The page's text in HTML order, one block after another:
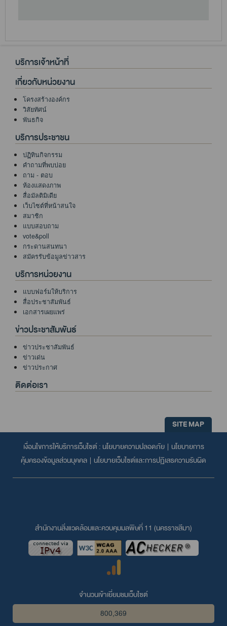
บริการเจ้าหน้าที่
เกี่ยวกับหน่วยงาน
โครงสร้างองค์กร
วิสัยทัศน์
พันธกิจ
บริการประชาชน
ปฏิทินกิจกรรม
คำถามที่พบบ่อย
ถาม - ตอบ
ห้องแสดงภาพ
สื่อมัลติมิเดีย
เว็บไซต์ที่หน้าสนใจ
สมาชิก
แบบสอบถาม
vote&poll
กระดานสนทนา
สมัครรับข้อมูลข่าวสาร
บริการหน่วยงาน
แบบฟอร์มให้บริการ
สื่อประชาสัมพันธ์
เอกสารเผยแพร่
ข่าวประชาสัมพันธ์
ข่าวประชาสัมพันธ์
ข่าวเด่น
ข่าวประกาศ
ติดต่อเรา
SITE MAP
เงื่อนไขการให้บริการเว็บไซต์ : นโยบายความปลอดภัย| นโยบายการ
คุ้มครองข้อมูลส่วนบุคคล | นโยบายเว็บไซต์และการปฏิเสธความรับผิด
สำนักงานสิ่งแวดล้อมและควบคุมมลพิษที่ 11 (นครราชสีมา)
จำนวนเข้าเยี่ยมชมเว็บไซต์
800,369